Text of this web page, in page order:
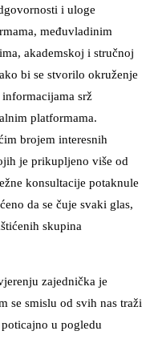
i uloge
međuvladinim
akademskoj i stručnoj
bi se stvorilo okruženje
srž
platformama.
brojem interesnih
je prikupljeno više od
konsultacije potaknule
da se čuje svaki glas,
skupina
zajednička je
se smislu od svih nas traži
u pogledu